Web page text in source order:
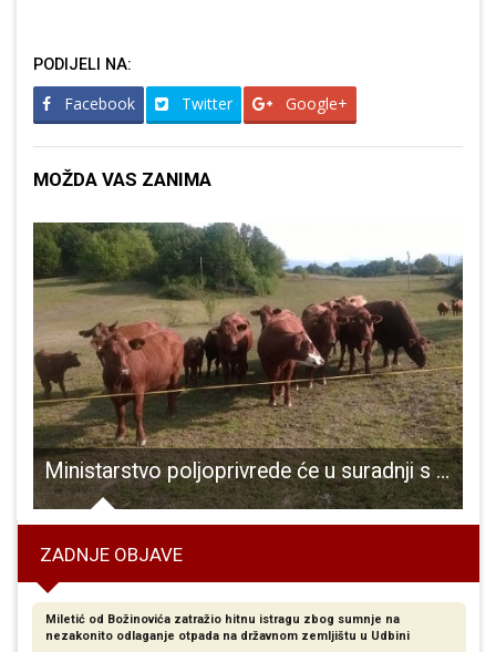
PODIJELI NA:
Facebook Twitter Google+
MOŽDA VAS ZANIMA
Ministarstvo poljoprivrede će u suradnji s Nacionalnim stožerom izdavati propusnice poljoprivrednicima
ZADNJE OBJAVE
Miletić od Božinovića zatražio hitnu istragu zbog sumnje na
nezakonito odlaganje otpada na državnom zemljištu u Udbini